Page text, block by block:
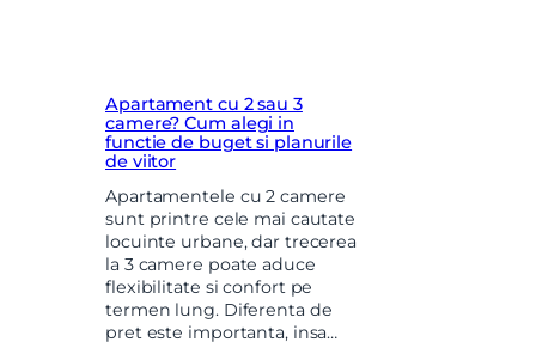
Apartament cu 2 sau 3
camere? Cum alegi in
functie de buget si planurile
de viitor
Apartamentele cu 2 camere
sunt printre cele mai cautate
locuinte urbane, dar trecerea
la 3 camere poate aduce
flexibilitate si confort pe
termen lung. Diferenta de
pret este importanta, insa…